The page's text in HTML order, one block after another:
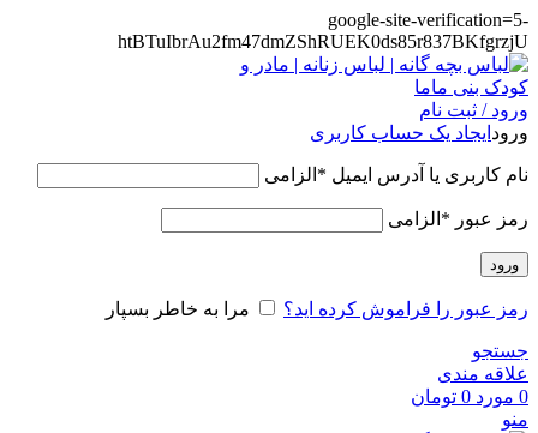
google-site-verification=5-
htBTuIbrAu2fm47dmZShRUEK0ds85r837BKfgrzjU
ورود / ثبت نام
ورود ایجاد یک حساب کاربری
نام کاربری یا آدرس ایمیل * الزامی
رمز عبور * الزامی
ورود
رمز عبور را فراموش کرده اید؟ مرا به خاطر بسپار
جستجو
علاقه مندی
0 مورد 0 تومان
منو